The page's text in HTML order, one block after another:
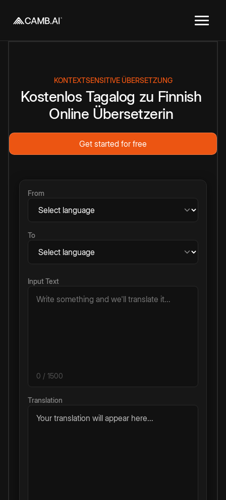
KONTEXTSENSITIVE ÜBERSETZUNG
Kostenlos Tagalog zu Finnish
Online Übersetzerin
Get started for free
From
To
Input Text
0 / 1500
Translation
Your translation will appear here...